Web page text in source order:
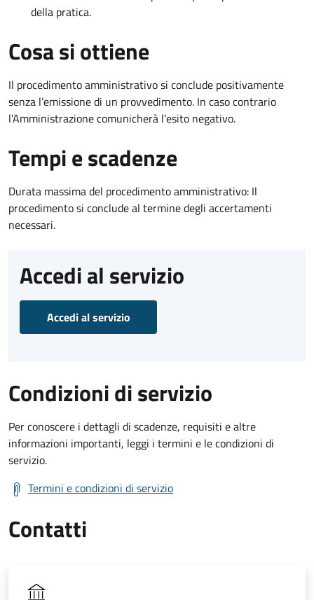
della pratica.
Cosa si ottiene
Il procedimento amministrativo si conclude positivamente
senza l’emissione di un provvedimento. In caso contrario
l’Amministrazione comunicherà l’esito negativo.
Tempi e scadenze
Durata massima del procedimento amministrativo: Il
procedimento si conclude al termine degli accertamenti
necessari.
Accedi al servizio
Accedi al servizio
Condizioni di servizio
Per conoscere i dettagli di scadenze, requisiti e altre
informazioni importanti, leggi i termini e le condizioni di
servizio.
Termini e condizioni di servizio
Contatti